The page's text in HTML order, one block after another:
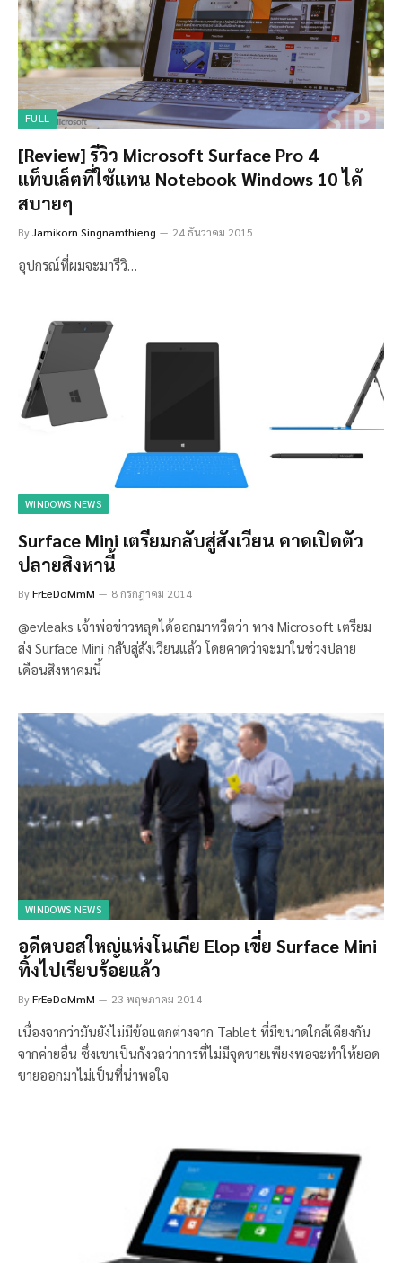
FULL
[Review] รีวิว Microsoft Surface Pro 4
แท็บเล็ตที่ใช้แทน Notebook Windows 10 ได้
สบายๆ
ByJamikorn Singnamthieng 24 ธันวาคม 2015
อุปกรณ์ที่ผมจะมารีวิ…
WINDOWS NEWS
Surface Mini เตรียมกลับสู่สังเวียน คาดเปิดตัว
ปลายสิงหานี้
ByFrEeDoMmM 8 กรกฎาคม 2014
@evleaks เจ้าพ่อข่าวหลุดได้ออกมาทวีตว่า ทาง Microsoft เตรียม
ส่ง Surface Mini กลับสู่สังเวียนแล้ว โดยคาดว่าจะมาในช่วงปลาย
เดือนสิงหาคมนี้
WINDOWS NEWS
อดีตบอสใหญ่แห่งโนเกีย Elop เขี่ย Surface Mini
ทิ้งไปเรียบร้อยแล้ว
ByFrEeDoMmM 23 พฤษภาคม 2014
เนื่องจากว่ามันยังไม่มีข้อแตกต่างจาก Tablet ที่มีขนาดใกล้เคียงกัน
จากค่ายอื่น ซึ่งเขาเป็นกังวลว่าการที่ไม่มีจุดขายเพียงพอจะทำให้ยอด
ขายออกมาไม่เป็นที่น่าพอใจ